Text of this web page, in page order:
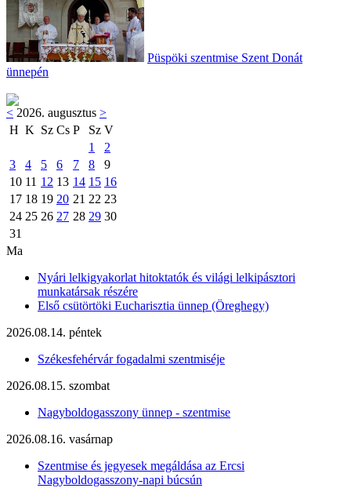
Püspöki szentmise Szent Donát
ünnepén
< 2026. augusztus >
H K Sz Cs P Sz V
1
2
3
4 5 6 7 8
9
10 11 12 13 14 15 16
17 18 19 20 21 22 23
24 25 26 27 28 29 30
31
Ma
Nyári lelkigyakorlat hitoktatók és világi lelkipásztori
munkatársak részére
Első csütörtöki Eucharisztia ünnep (Öreghegy)
2026.08.14. péntek
Székesfehérvár fogadalmi szentmiséje
2026.08.15. szombat
Nagyboldogasszony ünnep - szentmise
2026.08.16. vasárnap
Szentmise és jegyesek megáldása az Ercsi
Nagyboldogasszony-napi búcsún